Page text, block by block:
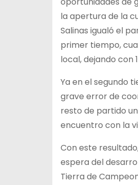
la apertura de la
Salinas igualó el
primer tiempo,
local, dejando con
Ya en el segundo
grave error de
resto de partido
encuentro con la
Con este
espera del
Tierra de